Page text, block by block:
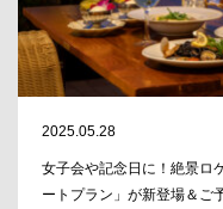
2025.05.28
女子会や記念日に！絶景ロ
ートプラン」が新登場＆ご